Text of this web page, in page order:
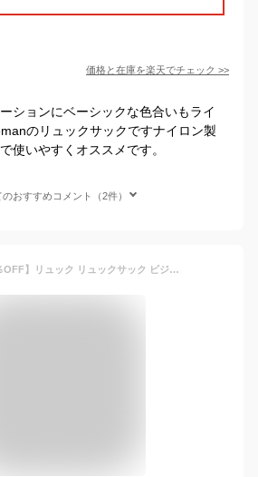
価格と在庫を楽天でチェック >>
ションにベーシックな色合いもライ
のリュックサックですナイロン製
使いやすくオススメです。
のおすすめコメント（2件）
【クーポンで30％OFF】リュック リュックサック ビジネスリュック シンプル 大学生 ビジネス 背面ファスナー 便利 サイドポケット 無地 Rename 自転車 デイパック バッグ 大容量 メンズ カジュアル 合皮 おしゃれ 通勤 通学 A4 スクエア 新生活